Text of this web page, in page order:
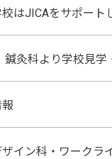
はJICAをサポート
鍼灸科より学校見
ザイン科・ワーク